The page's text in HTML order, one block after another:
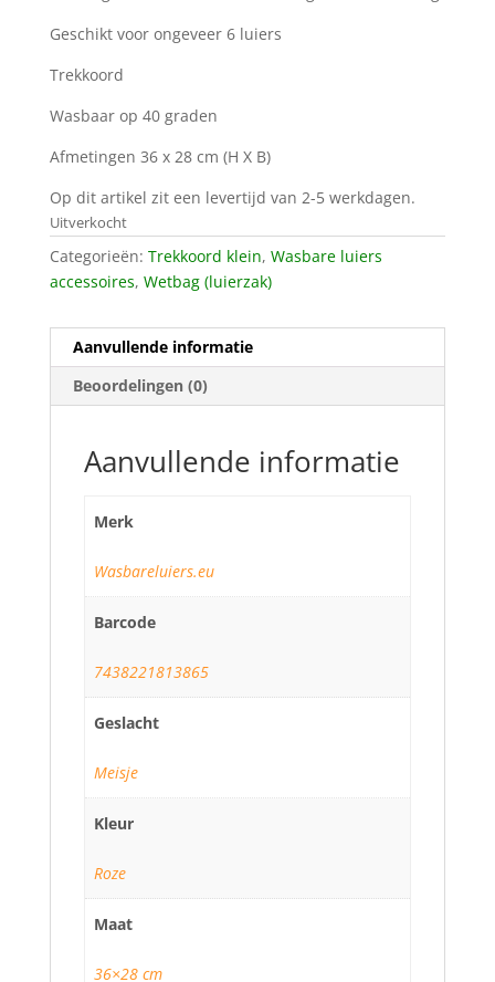
Geschikt voor ongeveer 6 luiers
Trekkoord
Wasbaar op 40 graden
Afmetingen 36 x 28 cm (H X B)
Op dit artikel zit een levertijd van 2-5 werkdagen.
Uitverkocht
Categorieën: Trekkoord klein, Wasbare luiers
accessoires, Wetbag (luierzak)
Aanvullende informatie
Beoordelingen (0)
Aanvullende informatie
Merk
Wasbareluiers.eu
Barcode
7438221813865
Geslacht
Meisje
Kleur
Roze
Maat
36×28 cm